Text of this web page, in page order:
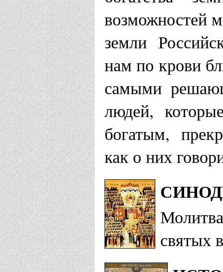
возможностей
земли
нам по крови
самыми
людей,
богатым,
как о них
святых